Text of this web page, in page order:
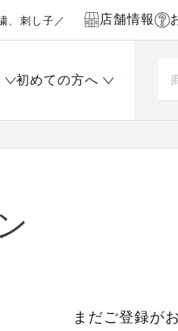
、刺し子／ 店舗情報
初めての方へ
まだご登録が